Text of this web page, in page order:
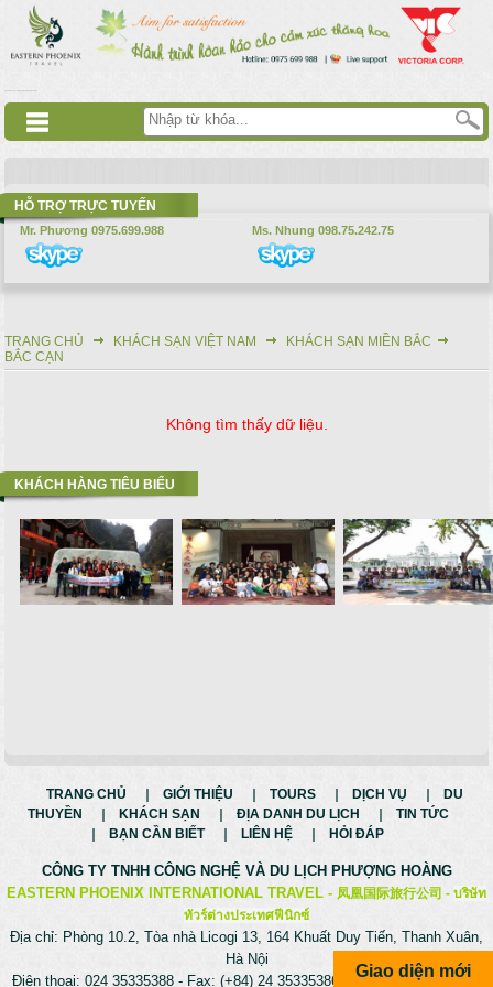
Nhảy đến nội dung
HỖ TRỢ TRỰC TUYẾN
Mr. Phương 0975.699.988 Ms. Nhung 098.75.242.75
Bạn đang ở đây
TRANG CHỦ KHÁCH SẠN VIỆT NAM
KHÁCH SẠN MIỀN BẮC
BẮC CẠN
Không tìm thấy dữ liệu.
KHÁCH HÀNG TIÊU BIỂU
TRANG CHỦ GIỚI THIỆU TOURS DỊCH VỤ
DU
THUYỀN
KHÁCH SẠN ĐỊA DANH DU LỊCH
TIN TỨC
BẠN CẦN BIẾT
LIÊN HỆ HỎI ĐÁP
CÔNG TY TNHH CÔNG NGHỆ VÀ DU LỊCH PHƯỢNG HOÀNG
EASTERN PHOENIX INTERNATIONAL TRAVEL - 凤凰国际旅行公司 - บริษัท
ทัวร์ต่างประเทศฟีนิกซ์
Địa chỉ: Phòng 10.2, Tòa nhà Licogi 13, 164 Khuất Duy Tiến, Thanh Xuân,
Hà Nội
Điện thoại: 024 35335388 - Fax: (+84) 24 35335386 - Hotline: 0975699988
Giao diện mới